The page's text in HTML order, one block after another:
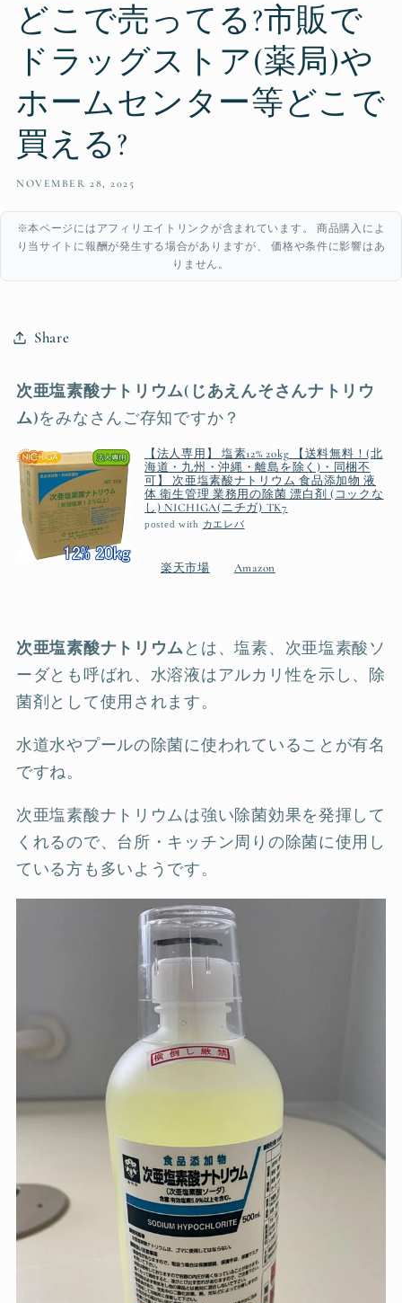
どこで売ってる?市販で
ドラッグストア(薬局)や
ホームセンター等どこで
買える?
NOVEMBER 28, 2025
※本ページにはアフィリエイトリンクが含まれています。 商品購入によ
り当サイトに報酬が発生する場合がありますが、 価格や条件に影響はあ
りません。
Share
次亜塩素酸ナトリウム(じあえんそさんナトリウ
ム)をみなさんご存知ですか？
【法人専用】 塩素12% 20kg 【送料無料！(北
海道・九州・沖縄・離島を除く)・同梱不
可】 次亜塩素酸ナトリウム 食品添加物 液
体 衛生管理 業務用の除菌 漂白剤 (コックな
し) NICHIGA(ニチガ) TK7
posted with カエレバ
楽天市場 Amazon
次亜塩素酸ナトリウムとは、塩素、次亜塩素酸ソ
ーダとも呼ばれ、水溶液はアルカリ性を示し、除
菌剤として使用されます。
水道水やプールの除菌に使われていることが有名
ですね。
次亜塩素酸ナトリウムは強い除菌効果を発揮して
くれるので、台所・キッチン周りの除菌に使用し
ている方も多いようです。